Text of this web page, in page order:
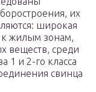
их
широкая
к жилым зонам,
веществ, среди
1 и 2-го класса
свинца